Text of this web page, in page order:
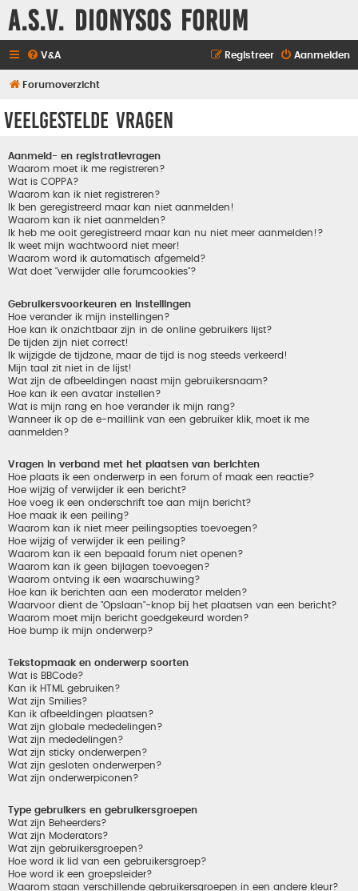
A.S.V. Dionysos Forum
V&A Aanmelden
Registreer
Forumoverzicht
Veelgestelde vragen
Aanmeld- en registratievragen
Waarom moet ik me registreren?
Wat is COPPA?
Waarom kan ik niet registreren?
Ik ben geregistreerd maar kan niet aanmelden!
Waarom kan ik niet aanmelden?
Ik heb me ooit geregistreerd maar kan nu niet meer aanmelden!?
Ik weet mijn wachtwoord niet meer!
Waarom word ik automatisch afgemeld?
Wat doet "verwijder alle forumcookies"?
Gebruikersvoorkeuren en instellingen
Hoe verander ik mijn instellingen?
Hoe kan ik onzichtbaar zijn in de online gebruikers lijst?
De tijden zijn niet correct!
Ik wijzigde de tijdzone, maar de tijd is nog steeds verkeerd!
Mijn taal zit niet in de lijst!
Wat zijn de afbeeldingen naast mijn gebruikersnaam?
Hoe kan ik een avatar instellen?
Wat is mijn rang en hoe verander ik mijn rang?
Wanneer ik op de e-maillink van een gebruiker klik, moet ik me
aanmelden?
Vragen in verband met het plaatsen van berichten
Hoe plaats ik een onderwerp in een forum of maak een reactie?
Hoe wijzig of verwijder ik een bericht?
Hoe voeg ik een onderschrift toe aan mijn bericht?
Hoe maak ik een peiling?
Waarom kan ik niet meer peilingsopties toevoegen?
Hoe wijzig of verwijder ik een peiling?
Waarom kan ik een bepaald forum niet openen?
Waarom kan ik geen bijlagen toevoegen?
Waarom ontving ik een waarschuwing?
Hoe kan ik berichten aan een moderator melden?
Waarvoor dient de "Opslaan"-knop bij het plaatsen van een bericht?
Waarom moet mijn bericht goedgekeurd worden?
Hoe bump ik mijn onderwerp?
Tekstopmaak en onderwerp soorten
Wat is BBCode?
Kan ik HTML gebruiken?
Wat zijn Smilies?
Kan ik afbeeldingen plaatsen?
Wat zijn globale mededelingen?
Wat zijn mededelingen?
Wat zijn sticky onderwerpen?
Wat zijn gesloten onderwerpen?
Wat zijn onderwerpiconen?
Type gebruikers en gebruikersgroepen
Wat zijn Beheerders?
Wat zijn Moderators?
Wat zijn gebruikersgroepen?
Hoe word ik lid van een gebruikersgroep?
Hoe word ik een groepsleider?
Waarom staan verschillende gebruikersgroepen in een andere kleur?